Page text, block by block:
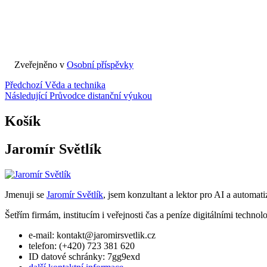
Zveřejněno v Osobní příspěvky
Navigace
pro
příspěvek
Předchozí Věda a technika
Následující Průvodce distanční výukou
Košík
Jaromír Světlík
Jmenuji se Jaromír Světlík, jsem konzultant a lektor pro AI a
Šetřím firmám, institucím i veřejnosti čas a peníze digitálními
e-mail: kontakt@jaromirsvetlik.cz
telefon: (+420) 723 381 620
ID datové schránky: 7gg9exd